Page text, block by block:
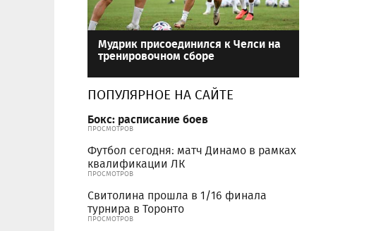
Мудрик присоединился к Челси на
тренировочном сборе
ПОПУЛЯРНОЕ НА САЙТЕ
Бокс: расписание боев
ПРОСМОТРОВ
Футбол сегодня: матч Динамо в рамках
квалификации ЛК
ПРОСМОТРОВ
Свитолина прошла в 1/16 финала
турнира в Торонто
ПРОСМОТРОВ